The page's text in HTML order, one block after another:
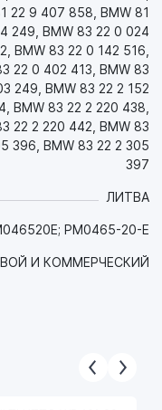
металлические
(особенно
и в нерабочем
и пенообразованию;
со всеми
их разбухание,
снизить затраты на
техники;
Dexron-VI или
22 9 407 858, BMW 81
249, BMW 83 22 0 024
BMW 83 22 0 142 516,
22 0 402 413, BMW 83
249, BMW 83 22 2 152
BMW 83 22 2 220 438,
22 2 220 442, BMW 83
396, BMW 83 22 2 305
397
ЛИТВА
PM0465-20-E
И КОММЕРЧЕСКИЙ